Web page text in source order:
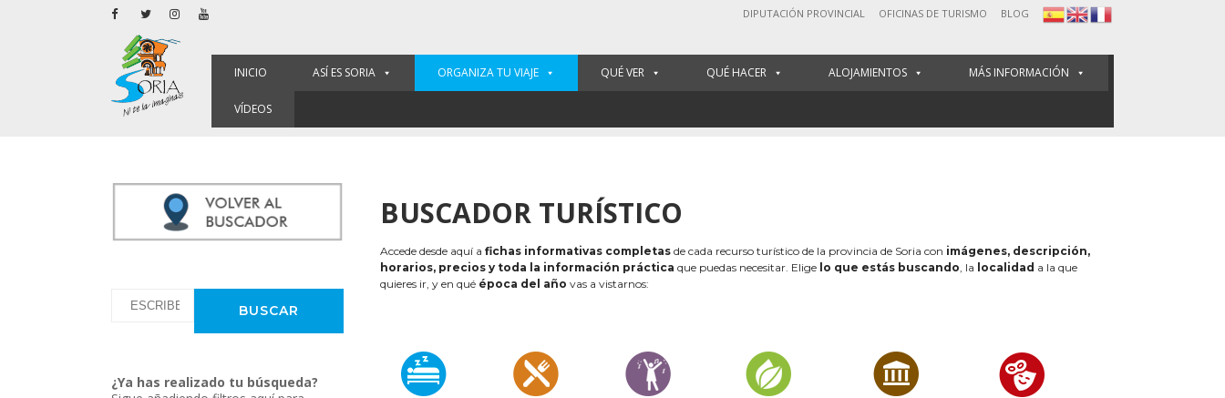
DIPUTACIÓN PROVINCIAL OFICINAS DE TURISMO BLOG
INICIO ASÍ ES SORIA ORGANIZA TU VIAJE QUÉ VER QUÉ HACER ALOJAMIENTOS MÁS INFORMACIÓN
VÍDEOS
¿Ya has realizado tu búsqueda?
BUSCADOR TURÍSTICO
Accede desde aquí a fichas informativas completas de cada recurso turístico de la provincia de Soria con imágenes, descripción,
horarios, precios y toda la información práctica que puedas necesitar. Elige lo que estás buscando, la localidad a la que
quieres ir, y en qué época del año vas a vistarnos: